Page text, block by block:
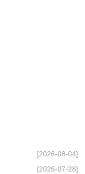
[2026-08-04]
[2026-07-28]